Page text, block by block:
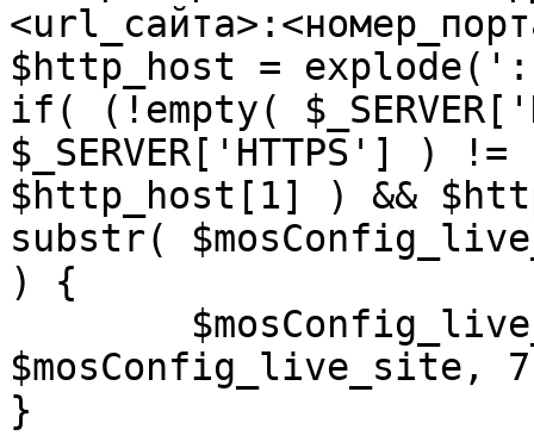
$http_host = explode(':',
if( (!empty(
$_SERVER['HTTPS']
$http_host[1] ) &&
substr(
) {
$mosConfig_live_site,
}